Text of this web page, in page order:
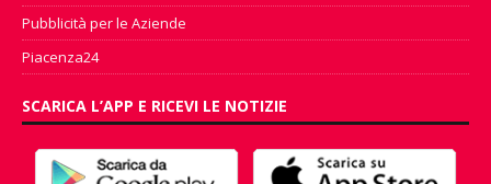
Pubblicità per le Aziende
Piacenza24
SCARICA L’APP E RICEVI LE NOTIZIE